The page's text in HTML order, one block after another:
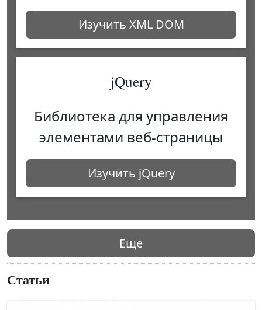
Изучить XML DOM
jQuery
Библиотека для управления
элементами веб-страницы
Изучить jQuery
Еще
Статьи